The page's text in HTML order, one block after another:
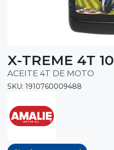
X-TREME 4T
ACEITE 4T DE MOTO
SKU: 1910760009488